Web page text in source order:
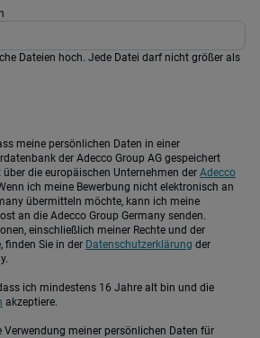
Dateien hoch. Jede Datei darf nicht größer als
der Adecco Group AG gespeichert
über die europäischen Unternehmen der Adecco
ich meine Bewerbung nicht elektronisch an
übermitteln möchte, kann ich meine
an die Adecco Group Germany senden.
einschließlich meiner Rechte und der
finden Sie in der Datenschutzerklärung der
ich mindestens 16 Jahre alt bin und die
akzeptiere.